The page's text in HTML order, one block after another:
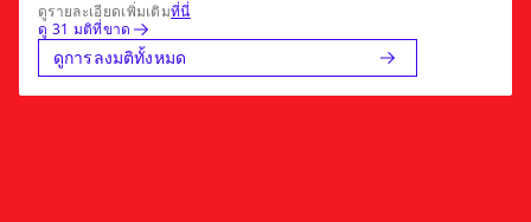
ดูรายละเอียดเพิ่มเติมที่นี่
ดู 31 มติที่ขาด
ดูการลงมติทั้งหมด